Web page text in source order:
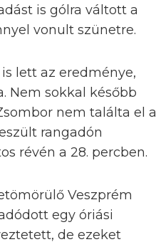
is gólra váltott a
vonult szünetre.
lett az eredménye,
Nem sokkal később
nem találta el a
rangadón
révén a 28. percben.
Veszprém
egy óriási
de ezeket